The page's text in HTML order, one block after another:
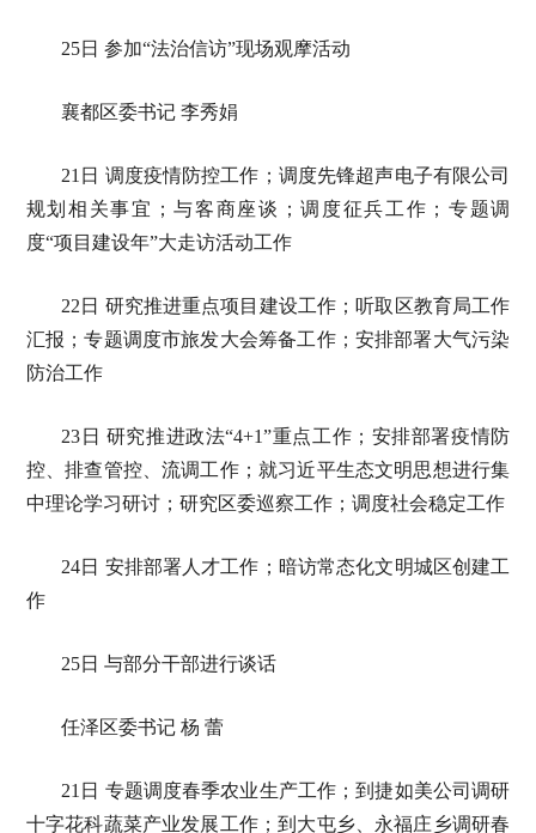
25日 参加“法治信访”现场观摩活动
襄都区委书记 李秀娟
21日 调度疫情防控工作；调度先锋超声电子有限公司
规划相关事宜；与客商座谈；调度征兵工作；专题调
度“项目建设年”大走访活动工作
22日 研究推进重点项目建设工作；听取区教育局工作
汇报；专题调度市旅发大会筹备工作；安排部署大气污染
防治工作
23日 研究推进政法“4+1”重点工作；安排部署疫情防
控、排查管控、流调工作；就习近平生态文明思想进行集
中理论学习研讨；研究区委巡察工作；调度社会稳定工作
24日 安排部署人才工作；暗访常态化文明城区创建工
作
25日 与部分干部进行谈话
任泽区委书记 杨 蕾
21日 专题调度春季农业生产工作；到捷如美公司调研
十字花科蔬菜产业发展工作；到大屯乡、永福庄乡调研春